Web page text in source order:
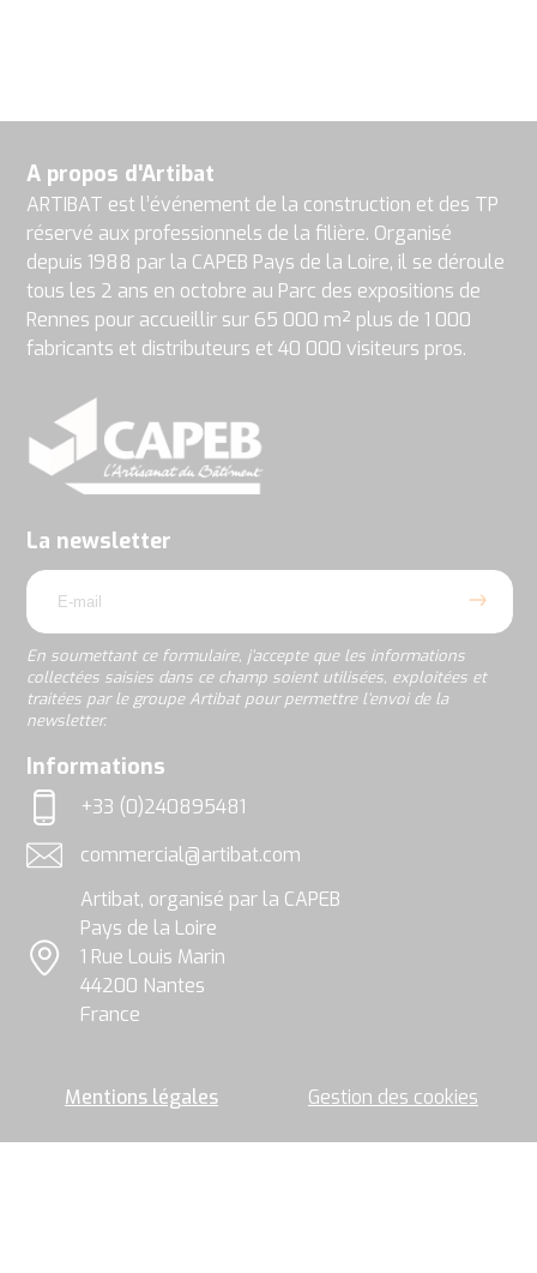
A propos d'Artibat
ARTIBAT est l’événement de la construction et des TP
réservé aux professionnels de la filière. Organisé
depuis 1988 par la CAPEB Pays de la Loire, il se déroule
tous les 2 ans en octobre au Parc des expositions de
Rennes pour accueillir sur 65 000 m² plus de 1 000
fabricants et distributeurs et 40 000 visiteurs pros.
La newsletter
email
En soumettant ce formulaire, j’accepte que les informations
collectées saisies dans ce champ soient utilisées, exploitées et
traitées par le groupe Artibat pour permettre l’envoi de la
newsletter.
rgpd
En
soumettant
j’accepte
les
informations
dans
ce
champ
soient
exploitées
et
traitées
par
le
Artibat
permettre
l’envoi
Informations
Téléphone
+33 (0)240895481
Adresse email
commercial@artibat.com
Localisation
Artibat, organisé par la CAPEB
Pays de la Loire
1 Rue Louis Marin
44200 Nantes
France
Mentions légales Gestion des cookies